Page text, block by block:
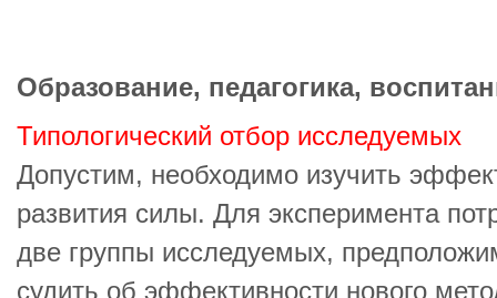
Образование, педагогика,
Типологический отбор исследуемых
Допустим, необходимо изучить
развития силы. Для эксперимента
две группы исследуемых,
судить об эффективности нового